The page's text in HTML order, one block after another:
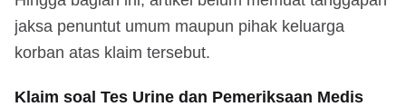
jaksa penuntut umum maupun pihak keluarga
korban atas klaim tersebut.
Klaim soal Tes Urine dan Pemeriksaan Medis